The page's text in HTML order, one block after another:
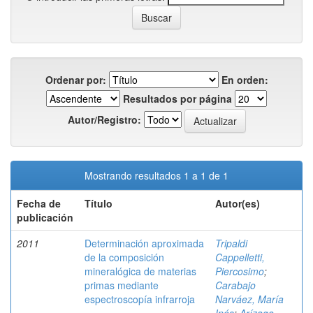
Ordenar por:
En orden:
Resultados por página
Autor/Registro:
Mostrando resultados 1 a 1 de 1
Fecha de
publicación
Título Autor(es)
2011
Determinación aproximada
de la composición
mineralógica de materias
primas mediante
espectroscopía infrarroja
Tripaldi
Cappelletti,
Piercosimo;
Carabajo
Narváez, María